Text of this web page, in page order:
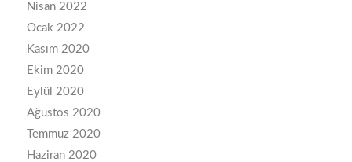
Nisan 2022
Ocak 2022
Kasım 2020
Ekim 2020
Eylül 2020
Ağustos 2020
Temmuz 2020
Haziran 2020